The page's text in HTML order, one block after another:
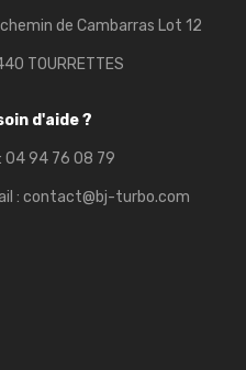
chemin de Cambarras Lot 12
TOURRETTES
d'aide ?
04 94 76 08 79
: contact@bj-turbo.com